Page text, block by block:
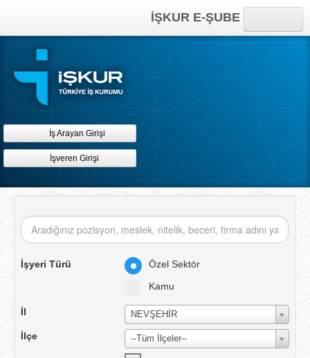
İŞKUR E-ŞUBE
Online İşlemler
İş Arayan Girişi
İşveren Girişi
İşyeri Türü
Özel Sektör
Kamu
İl NEVŞEHİR
İlçe --Tüm İlçeler--